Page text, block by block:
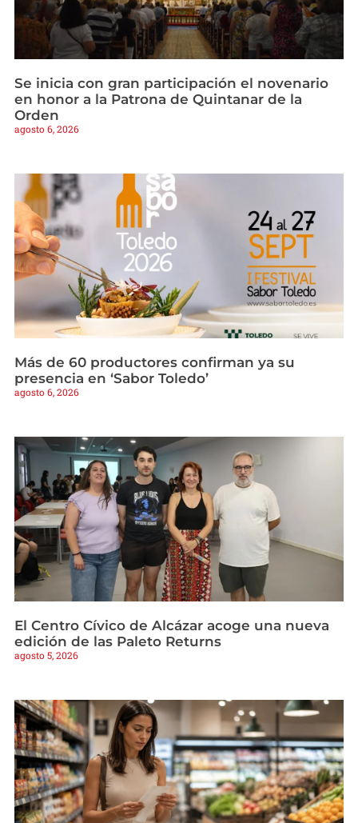
Se inicia con gran participación el novenario
en honor a la Patrona de Quintanar de la
Orden
agosto 6, 2026
Más de 60 productores confirman ya su
presencia en ‘Sabor Toledo’
agosto 6, 2026
El Centro Cívico de Alcázar acoge una nueva
edición de las Paleto Returns
agosto 5, 2026